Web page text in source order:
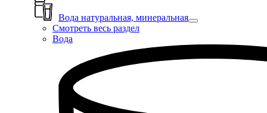
Вода натуральная, минеральная
Смотреть весь раздел
Вода